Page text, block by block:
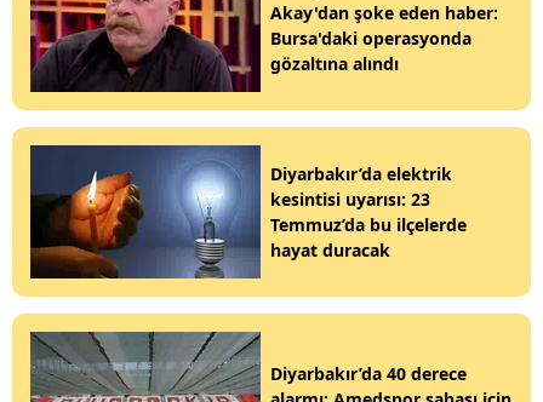
Akay'dan şoke eden haber:
Bursa'daki operasyonda
gözaltına alındı
Diyarbakır’da elektrik
kesintisi uyarısı: 23
Temmuz’da bu ilçelerde
hayat duracak
Diyarbakır’da 40 derece